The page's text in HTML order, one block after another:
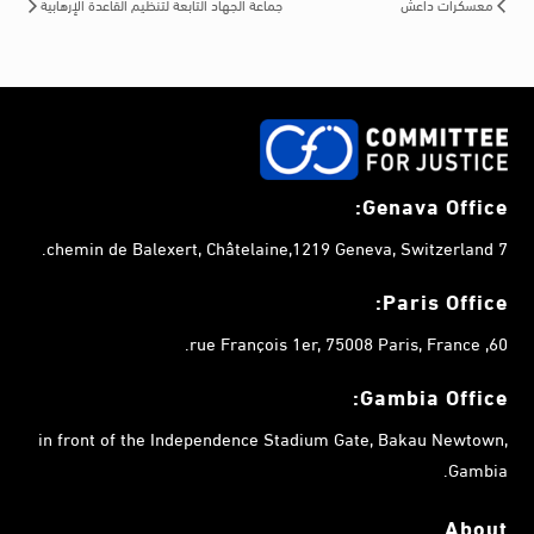
Genava Office:
7 chemin de Balexert, Châtelaine,1219 Geneva, Switzerland.
Paris Office:
60, rue François 1er, 75008 Paris, France.
Gambia Office:
in front of the Independence Stadium Gate, Bakau Newtown,
Gambia.